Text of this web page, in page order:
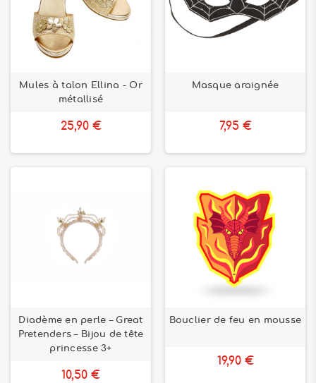
Mules à talon Ellina - Or
métallisé
25,90 €
Masque araignée
7,95 €
Diadème en perle – Great
Pretenders – Bijou de tête
princesse 3+
10,50 €
Bouclier de feu en mousse
19,90 €